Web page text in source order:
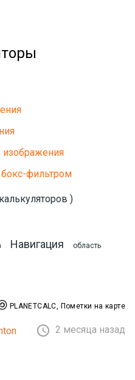
изображения
фильтром
)
Навигация область
PLANETCALC, Пометки на карте
 2 месяца назад